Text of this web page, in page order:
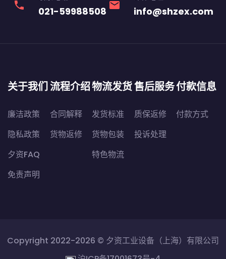
phone 021-59988508 email info@shzex.com
关于我们
廉洁政策
隐私政策
夕资FAQ
免责声明
流程介绍
合同解释
货物返修
物流发货
发货标准
货物包装
特色物流
售后服务
质保返修
投诉处理
付款信息
付款方式
Copyright 2022-2026 © 夕资工业设备（上海）有限公司